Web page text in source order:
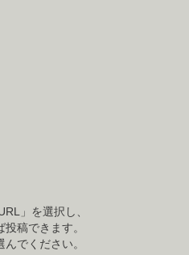
」を選択し、
稿できます。
でください。